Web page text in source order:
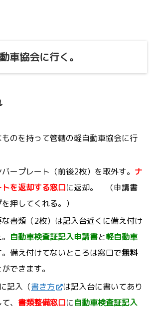
車協会に行く。
のを持って管轄の軽自動車協会に行
ープレート（前後2枚）を取外す。 ナ
を返却する窓口に返却。 （申請書
押してくれる。）
書類（2枚）は記入台近くに備え付け
自動車検査証記入申請書と軽自動車
備え付けてないところは窓口で無料
とができます。
記入（書き方
は記入台に書いてあり
、 書類整備窓口に自動車検査証記入